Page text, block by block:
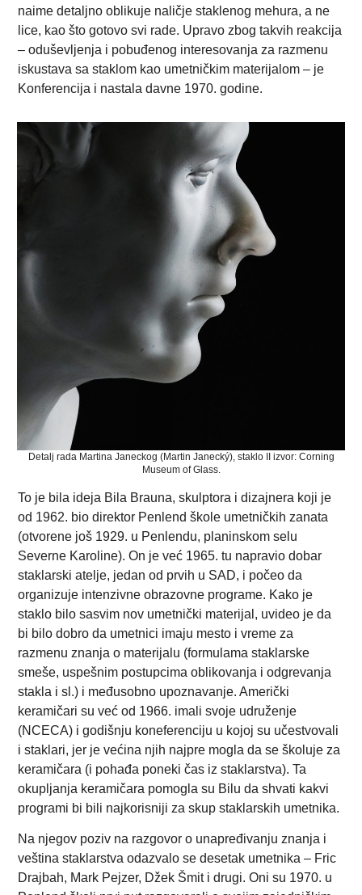
naime detaljno oblikuje naličje staklenog mehura, a ne
lice, kao što gotovo svi rade. Upravo zbog takvih reakcija
– oduševljenja i pobuđenog interesovanja za razmenu
iskustava sa staklom kao umetničkim materijalom – je
Konferencija i nastala davne 1970. godine.
Detalj rada Martina Janeckog (Martin Janecký), staklo II izvor: Corning
Museum of Glass.
To je bila ideja Bila Brauna, skulptora i dizajnera koji je
od 1962. bio direktor Penlend škole umetničkih zanata
(otvorene još 1929. u Penlendu, planinskom selu
Severne Karoline). On je već 1965. tu napravio dobar
staklarski atelje, jedan od prvih u SAD, i počeo da
organizuje intenzivne obrazovne programe. Kako je
staklo bilo sasvim nov umetnički materijal, uvideo je da
bi bilo dobro da umetnici imaju mesto i vreme za
razmenu znanja o materijalu (formulama staklarske
smeše, uspešnim postupcima oblikovanja i odgrevanja
stakla i sl.) i međusobno upoznavanje. Američki
keramičari su već od 1966. imali svoje udruženje
(NCECA) i godišnju koneferenciju u kojoj su učestvovali
i staklari, jer je većina njih najpre mogla da se školuje za
keramičara (i pohađa poneki čas iz staklarstva). Ta
okupljanja keramičara pomogla su Bilu da shvati kakvi
programi bi bili najkorisniji za skup staklarskih umetnika.
Na njegov poziv na razgovor o unapređivanju znanja i
veština staklarstva odazvalo se desetak umetnika – Fric
Drajbah, Mark Pejzer, Džek Šmit i drugi. Oni su 1970. u